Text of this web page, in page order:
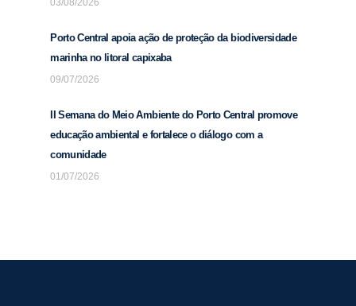
Porto Central apoia ação de proteção da biodiversidade
marinha no litoral capixaba
09/07/2026
II Semana do Meio Ambiente do Porto Central promove
educação ambiental e fortalece o diálogo com a
comunidade
01/07/2026